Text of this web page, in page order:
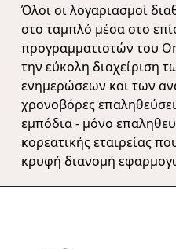
Όλοι οι λογαριασμοί
στο ταμπλό μέσα στο
προγραμματιστών του
την εύκολη διαχείριση
ενημερώσεων και των
χρονοβόρες
εμπόδια - μόνο
κορεατικής εταιρείας
κρυφή διανομή